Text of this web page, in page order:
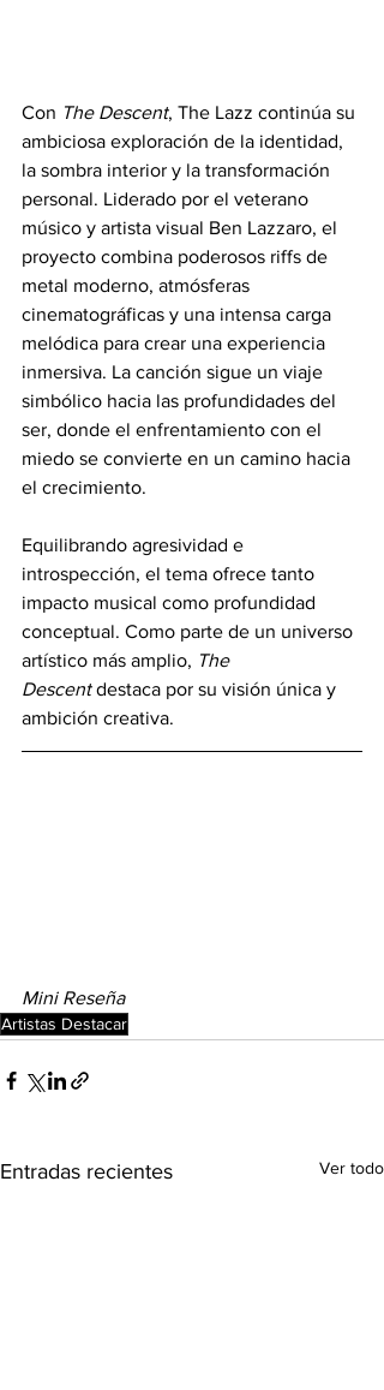
Con The Descent, The Lazz continúa su
ambiciosa exploración de la identidad,
la sombra interior y la transformación
personal. Liderado por el veterano
músico y artista visual Ben Lazzaro, el
proyecto combina poderosos riffs de
metal moderno, atmósferas
cinematográficas y una intensa carga
melódica para crear una experiencia
inmersiva. La canción sigue un viaje
simbólico hacia las profundidades del
ser, donde el enfrentamiento con el
miedo se convierte en un camino hacia
el crecimiento.
Equilibrando agresividad e
introspección, el tema ofrece tanto
impacto musical como profundidad
conceptual. Como parte de un universo
artístico más amplio, The
Descent destaca por su visión única y
ambición creativa.
Mini Reseña
Artistas Destacar
Entradas recientes Ver todo